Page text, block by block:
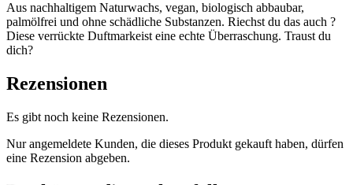
Aus nachhaltigem Naturwachs, vegan, biologisch abbaubar,
palmölfrei und ohne schädliche Substanzen. Riechst du das auch ?
Diese verrückte Duftmarkeist eine echte Überraschung. Traust du
dich?
Rezensionen
Es gibt noch keine Rezensionen.
Nur angemeldete Kunden, die dieses Produkt gekauft haben, dürfen
eine Rezension abgeben.